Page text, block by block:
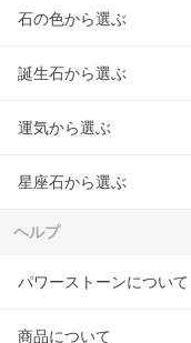
石の色から選ぶ
誕生石から選ぶ
運気から選ぶ
星座石から選ぶ
ヘルプ
パワーストーンについて
商品について